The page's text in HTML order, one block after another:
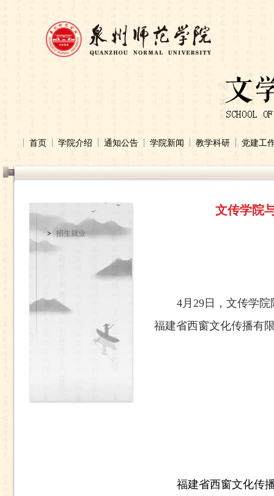
首页 学院介绍 通知公告 学院新闻 教学科研 党建工
招生就业
文传学院
4月29 日，文传学
福建省西窗文化传播有
福建省西窗文化传